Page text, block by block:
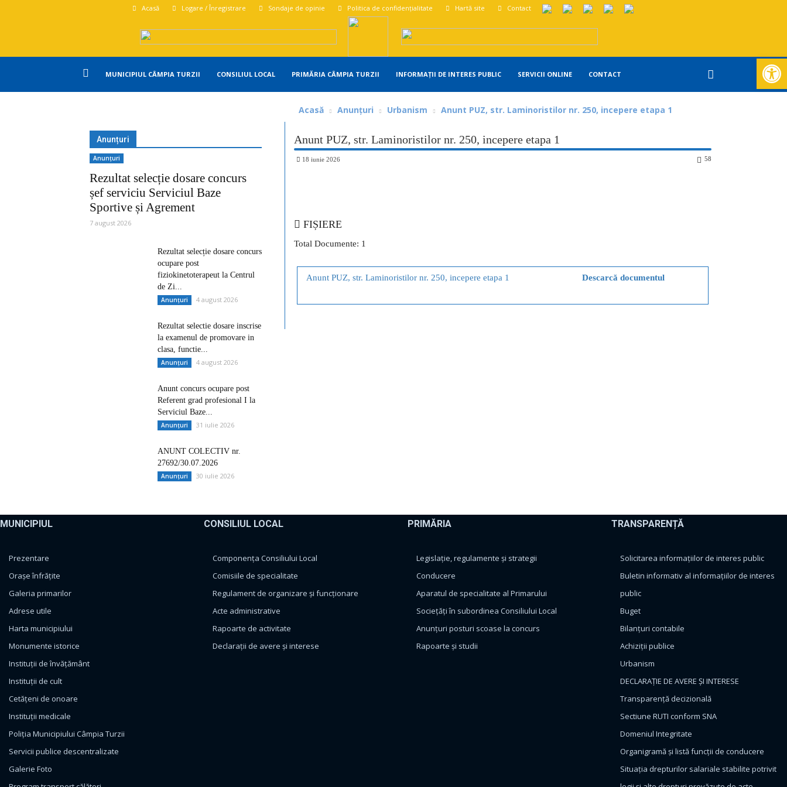
Acasă Logare / Înregistrare Sondaje de opinie Politica de confidențialitate Hartă site Contact
Primăria MUNICIPIUL CÂMPIA TURZII CONSILIUL LOCAL PRIMĂRIA CÂMPIA TURZII INFORMAȚII DE INTERES PUBLIC SERVICII ONLINE CONTACT
Acasă Anunțuri Urbanism Anunt PUZ, str. Laminoristilor nr. 250, incepere etapa 1
Anunt PUZ, str. Laminoristilor nr. 250, incepere etapa 1
18 iunie 2026 58
FIȘIERE
Total Documente: 1
Anunt PUZ, str. Laminoristilor nr. 250, incepere etapa 1 Descarcă documentul
Anunțuri
Anunțuri
Rezultat selecție dosare concurs
șef serviciu Serviciul Baze
Sportive și Agrement
7 august 2026
Rezultat selecție dosare concurs
ocupare post
fiziokinetoterapeut la Centrul
de Zi...
Anunțuri 4 august 2026
Rezultat selectie dosare inscrise
la examenul de promovare in
clasa, functie...
Anunțuri 4 august 2026
Anunt concurs ocupare post
Referent grad profesional I la
Serviciul Baze...
Anunțuri 31 iulie 2026
ANUNT COLECTIV nr.
27692/30.07.2026
Anunțuri 30 iulie 2026
MUNICIPIUL
Prezentare
Orașe înfrățite
Galeria primarilor
Adrese utile
Harta municipiului
Monumente istorice
Instituții de învățământ
Instituții de cult
Cetățeni de onoare
Instituții medicale
Poliția Municipiului Câmpia Turzii
Servicii publice descentralizate
Galerie Foto
CONSILIUL LOCAL
Componența Consiliului Local
Comisiile de specialitate
Regulament de organizare și funcționare
Acte administrative
Rapoarte de activitate
Declarații de avere și interese
PRIMĂRIA
Legislație, regulamente și strategii
Conducere
Aparatul de specialitate al Primarului
Sociețăți în subordinea Consiliului Local
Anunțuri posturi scoase la concurs
Rapoarte și studii
TRANSPARENȚĂ
Solicitarea informațiilor de interes public
Buletin informativ al informațiilor de interes
public
Buget
Bilanțuri contabile
Achiziții publice
Urbanism
DECLARAȚIE DE AVERE ȘI INTERESE
Transparență decizională
Sectiune RUTI conform SNA
Domeniul Integritate
Organigramă și listă funcții de conducere
Situația drepturilor salariale stabilite potrivit
Deschide